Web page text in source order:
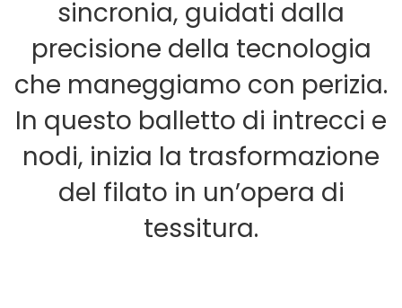
sincronia, guidati dalla
precisione della tecnologia
che maneggiamo con perizia.
In questo balletto di intrecci e
nodi, inizia la trasformazione
del filato in un’opera di
tessitura.